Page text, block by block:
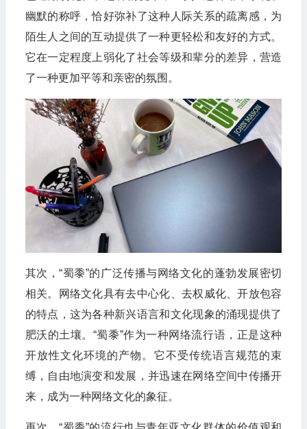
幽默的称呼，恰好弥补了这种人际关系的疏离感，为
陌生人之间的互动提供了一种更轻松和友好的方式。
它在一定程度上弱化了社会等级和辈分的差异，营造
了一种更加平等和亲密的氛围。
其次，“蜀黍”的广泛传播与网络文化的蓬勃发展密切
相关。网络文化具有去中心化、去权威化、开放包容
的特点，这为各种新兴语言和文化现象的涌现提供了
肥沃的土壤。“蜀黍”作为一种网络流行语，正是这种
开放性文化环境的产物。它不受传统语言规范的束
缚，自由地演变和发展，并迅速在网络空间中传播开
来，成为一种网络文化的象征。